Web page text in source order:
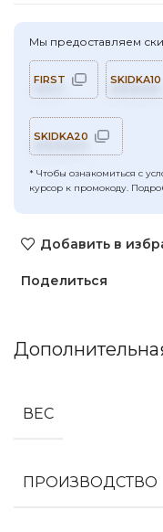
Мы предоставляем
FIRST SKIDKA10
SKIDKA20
* Чтобы ознакомиться с
курсор к промокоду.
Добавить в
Поделиться
ВЕС
ПРОИЗВОДСТВО